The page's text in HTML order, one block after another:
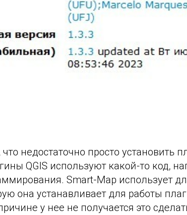
недостаточно просто установить
QGIS используют какой-то код,
Smart-Map использует
она устанавливает для работы
у нее не получается это